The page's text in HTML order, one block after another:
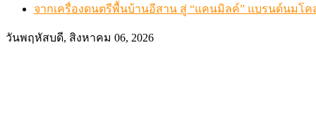
จากเครื่องดนตรีพื้นบ้านอีสาน สู่ “แคนมิลค์” แบรนด์นมโค
วันพฤหัสบดี, สิงหาคม 06, 2026